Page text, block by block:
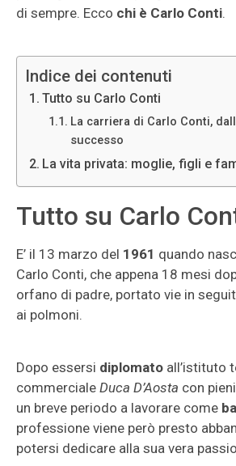
di sempre. Ecco chi è Carlo Conti.
Indice dei contenuti
Tutto su Carlo Conti
La carriera di Carlo Conti,
successo
La vita privata: moglie, figli e
Tutto su Carlo
E’ il 13 marzo del 1961 quando
Carlo Conti, che appena 18 mesi
orfano di padre, portato vie in
ai polmoni.
Dopo essersi diplomato all’istituto
commerciale Duca D’Aosta con
un breve periodo a lavorare come
professione viene però presto
potersi dedicare alla sua vera